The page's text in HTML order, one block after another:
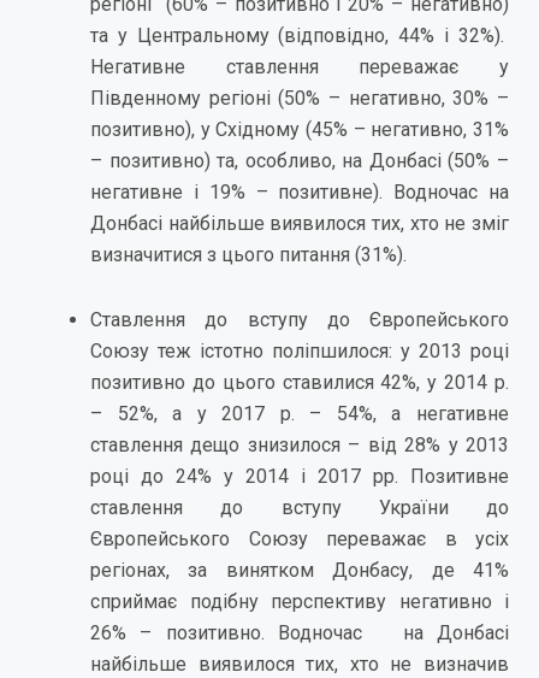
регіоні (60% – позитивно і 20% – негативно)
та у Центральному (відповідно, 44% і 32%).
Негативне ставлення переважає у
Південному регіоні (50% – негативно, 30% –
позитивно), у Східному (45% – негативно, 31%
– позитивно) та, особливо, на Донбасі (50% –
негативне і 19% – позитивне). Водночас на
Донбасі найбільше виявилося тих, хто не зміг
визначитися з цього питання (31%).
Ставлення до вступу до Європейського
Союзу теж істотно поліпшилося: у 2013 році
позитивно до цього ставилися 42%, у 2014 р.
– 52%, а у 2017 р. – 54%, а негативне
ставлення дещо знизилося – від 28% у 2013
році до 24% у 2014 і 2017 рр. Позитивне
ставлення до вступу України до
Європейського Союзу переважає в усіх
регіонах, за винятком Донбасу, де 41%
сприймає подібну перспективу негативно і
26% – позитивно. Водночас на Донбасі
найбільше виявилося тих, хто не визначив